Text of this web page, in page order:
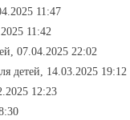
11:47
11:42
07.04.2025 22:02
детей, 14.03.2025 19:12
12:23